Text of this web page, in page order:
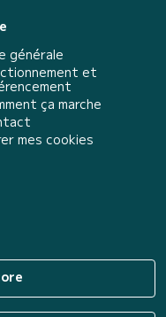
générale
et
ça marche
mes cookies